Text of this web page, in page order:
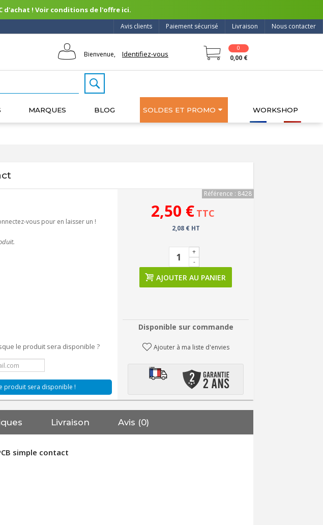
d'achat ! Voir conditions de l'offre ici.
Nous contacter
Livraison
Paiement sécurisé
Avis clients
Bienvenue, Identifiez-vous
0
0,00 €
MARQUES BLOG SOLDES ET PROMO WORKSHOP
vous pour en laisser un !
le produit sera disponible ?
produit sera disponible !
Référence : 8428
2,50 € TTC
2,08 € HT
-
+
AJOUTER AU PANIER
Disponible sur commande
Ajouter à ma liste d'envies
Livraison Avis (0)
simple contact